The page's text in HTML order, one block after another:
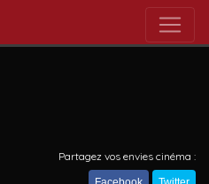
Partagez vos envies cinéma :